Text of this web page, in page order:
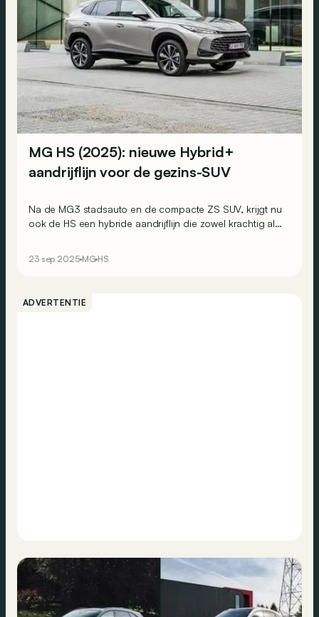
MG HS (2025): nieuwe Hybrid+
aandrijflijn voor de gezins-SUV
Na de MG3 stadsauto en de compacte ZS SUV, krijgt nu
ook de HS een hybride aandrijflijn die zowel krachtig als
23 sep 2025 MG HS
ADVERTENTIE